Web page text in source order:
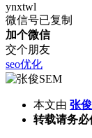
ynxtwl
微信号已复制
加个微信
交个朋友
seo优化
本文由 张
转载请务必